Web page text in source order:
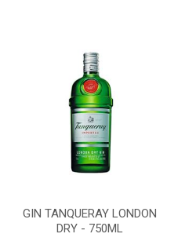
GIN TANQUERAY LONDON
DRY - 750ML